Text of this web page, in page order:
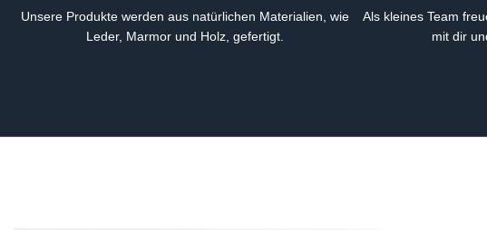
Unsere Produkte werden aus natürlichen Materialien, wie
Leder, Marmor und Holz, gefertigt.
Als kleines Team
mit dir